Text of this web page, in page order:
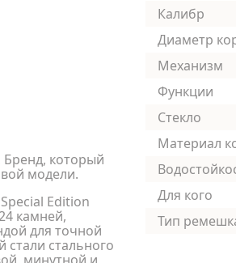
Бренд, который
модели.
Edition
камней,
для точной
стального
Калибр
Диаметр
Механизм
Функции
Стекло
Материал
Для кого
Тип